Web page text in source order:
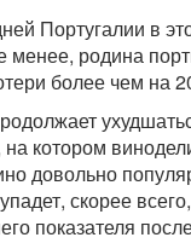
Португалии в
менее, родина
более чем на
на котором
довольно
скорее
показателя